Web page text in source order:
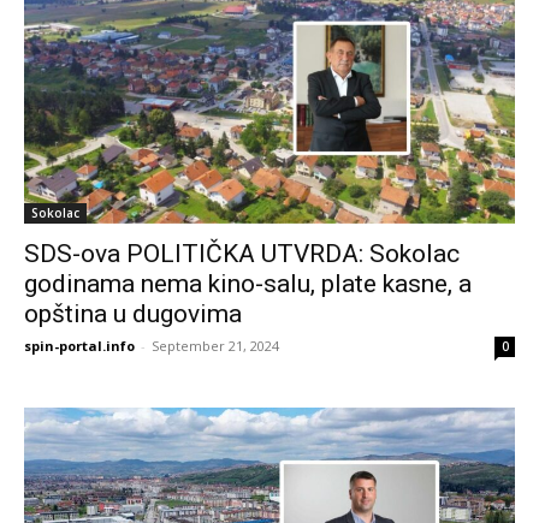
Sokolac
SDS-ova POLITIČKA UTVRDA: Sokolac
godinama nema kino-salu, plate kasne, a
opština u dugovima
spin-portal.info - September 21, 2024 0